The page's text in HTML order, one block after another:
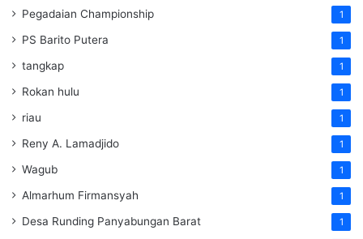
Pegadaian Championship 1
PS Barito Putera 1
tangkap 1
Rokan hulu 1
riau 1
Reny A. Lamadjido 1
Wagub 1
Almarhum Firmansyah 1
Desa Runding Panyabungan Barat 1